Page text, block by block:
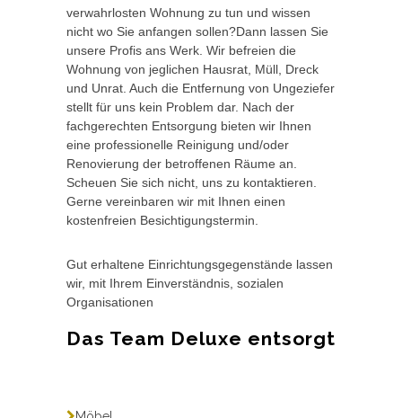
verwahrlosten Wohnung zu tun und wissen
nicht wo Sie anfangen sollen?Dann lassen Sie
unsere Profis ans Werk. Wir befreien die
Wohnung von jeglichen Hausrat, Müll, Dreck
und Unrat. Auch die Entfernung von Ungeziefer
stellt für uns kein Problem dar. Nach der
fachgerechten Entsorgung bieten wir Ihnen
eine professionelle Reinigung und/oder
Renovierung der betroffenen Räume an.
Scheuen Sie sich nicht, uns zu kontaktieren.
Gerne vereinbaren wir mit Ihnen einen
kostenfreien Besichtigungstermin.
Gut erhaltene Einrichtungsgegenstände lassen
wir, mit Ihrem Einverständnis, sozialen
Organisationen
Das Team Deluxe entsorgt